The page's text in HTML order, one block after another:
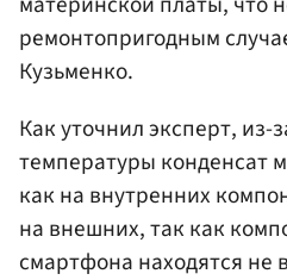
ремонтопригодным
Кузьменко.
Как уточнил эксперт, из-
температуры конденсат
как на внутренних
на внешних, так как
смартфона находятся не